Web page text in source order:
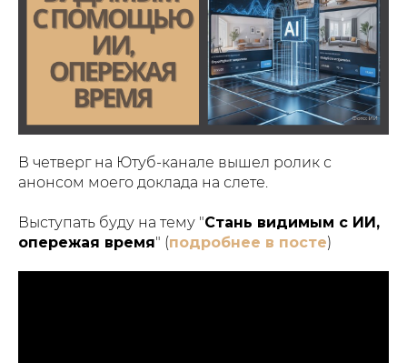
В четверг на Ютуб-канале вышел ролик с
анонсом моего доклада на слете.
Выступать буду на тему "Стань видимым с ИИ,
опережая время" (подробнее в посте)